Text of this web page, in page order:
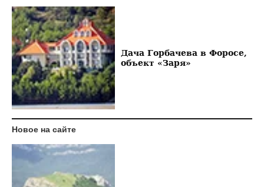
Дача Горбачева в Форосе,
объект «Заря»
Новое на сайте